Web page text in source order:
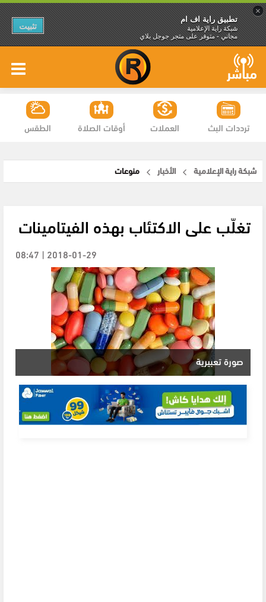
×
تطبيق راية اف ام
شبكة راية الإعلامية
مجاني - متوفر على متجر جوجل بلاي
تثبيت
الطقس أوقات الصلاة العملات ترددات البث
شبكة راية الإعلامية الأخبار منوعات
تغلّب على الاكتئاب بهذه الفيتامينات
2018-01-29 | 08:47
صورة تعبيرية